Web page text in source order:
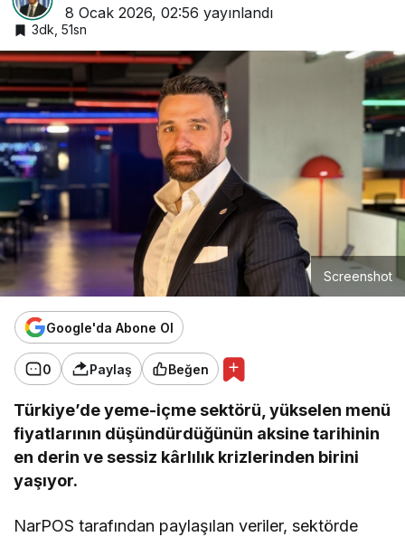
8 Ocak 2026, 02:56 yayınlandı
3dk, 51sn
Screenshot
Google'da Abone Ol
0 Paylaş Beğen
Türkiye’de yeme-içme sektörü, yükselen menü
fiyatlarının düşündürdüğünün aksine tarihinin
en derin ve sessiz kârlılık krizlerinden birini
yaşıyor.
NarPOS tarafından paylaşılan veriler, sektörde